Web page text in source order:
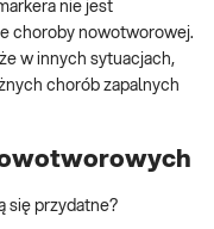
nie jest
choroby nowotworowej.
w innych sytuacjach,
chorób zapalnych
się przydatne?